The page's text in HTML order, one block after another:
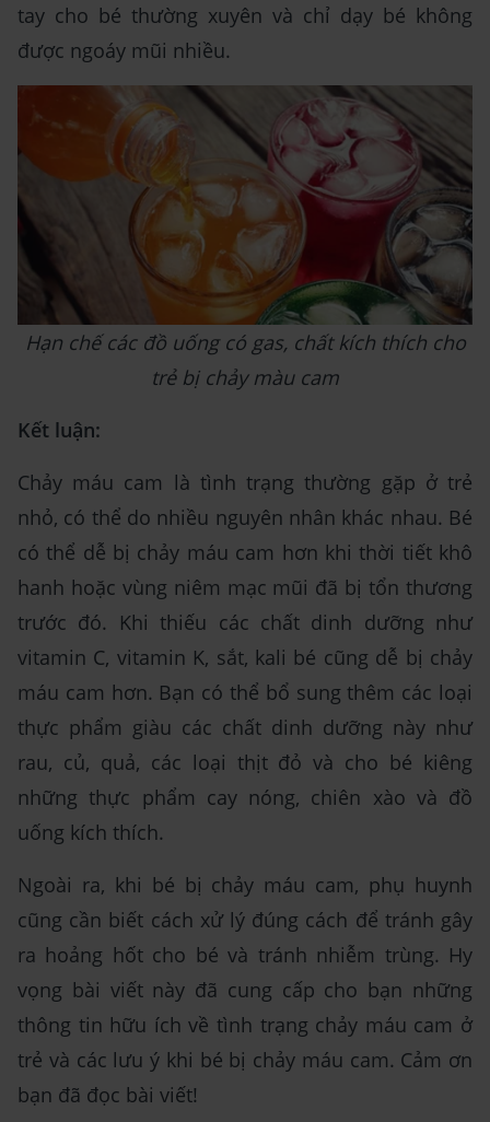
tay cho bé thường xuyên và chỉ dạy bé không
được ngoáy mũi nhiều.
Hạn chế các đồ uống có gas, chất kích thích cho
trẻ bị chảy màu cam
Kết luận:
Chảy máu cam là tình trạng thường gặp ở trẻ
nhỏ, có thể do nhiều nguyên nhân khác nhau. Bé
có thể dễ bị chảy máu cam hơn khi thời tiết khô
hanh hoặc vùng niêm mạc mũi đã bị tổn thương
trước đó. Khi thiếu các chất dinh dưỡng như
vitamin C, vitamin K, sắt, kali bé cũng dễ bị chảy
máu cam hơn. Bạn có thể bổ sung thêm các loại
thực phẩm giàu các chất dinh dưỡng này như
rau, củ, quả, các loại thịt đỏ và cho bé kiêng
những thực phẩm cay nóng, chiên xào và đồ
uống kích thích.
Ngoài ra, khi bé bị chảy máu cam, phụ huynh
cũng cần biết cách xử lý đúng cách để tránh gây
ra hoảng hốt cho bé và tránh nhiễm trùng. Hy
vọng bài viết này đã cung cấp cho bạn những
thông tin hữu ích về tình trạng chảy máu cam ở
trẻ và các lưu ý khi bé bị chảy máu cam. Cảm ơn
bạn đã đọc bài viết!